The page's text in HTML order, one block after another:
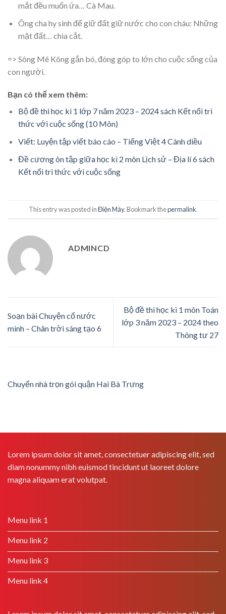
mắt đều muốn ứa… Cà Mau.
Ông cha hy sinh để giữ đất giữ nước cho con cháu: Những
mặt đất… chia cắt.
=> Sông Mê Kông gắn bó, đóng góp to lớn cho cuộc sống của
con người.
Bạn có thể xem thêm:
Bộ đề thi học kì 1 lớp 7 năm 2023 – 2024 sách Kết nối tri
thức với cuộc sống (10 Môn)
Viết: Luyện tập viết báo cáo – Tiếng Việt 4 Cánh diều
Đề cương ôn tập giữa học kì 2 môn Lịch sử – Địa lí 6 sách
Kết nối tri thức với cuộc sống
This entry was posted inĐiện Máy. Bookmark thepermalink.
ADMINCD
Soạn bài Chuyện cổ nước
mình – Chân trời sáng tạo 6
Bộ đề thi học kì 1 môn Toán
lớp 3 năm 2023 – 2024 theo
Thông tư 27
Chuyển nhà trọn gói quận Hai Bà Trưng
Lorem ipsum dolor sit amet, consectetuer adipiscing elit, sed
diam nonummy nibh euismod tincidunt ut laoreet dolore
magna aliquam erat volutpat.
Menu link 1
Menu link 2
Menu link 3
Menu link 4